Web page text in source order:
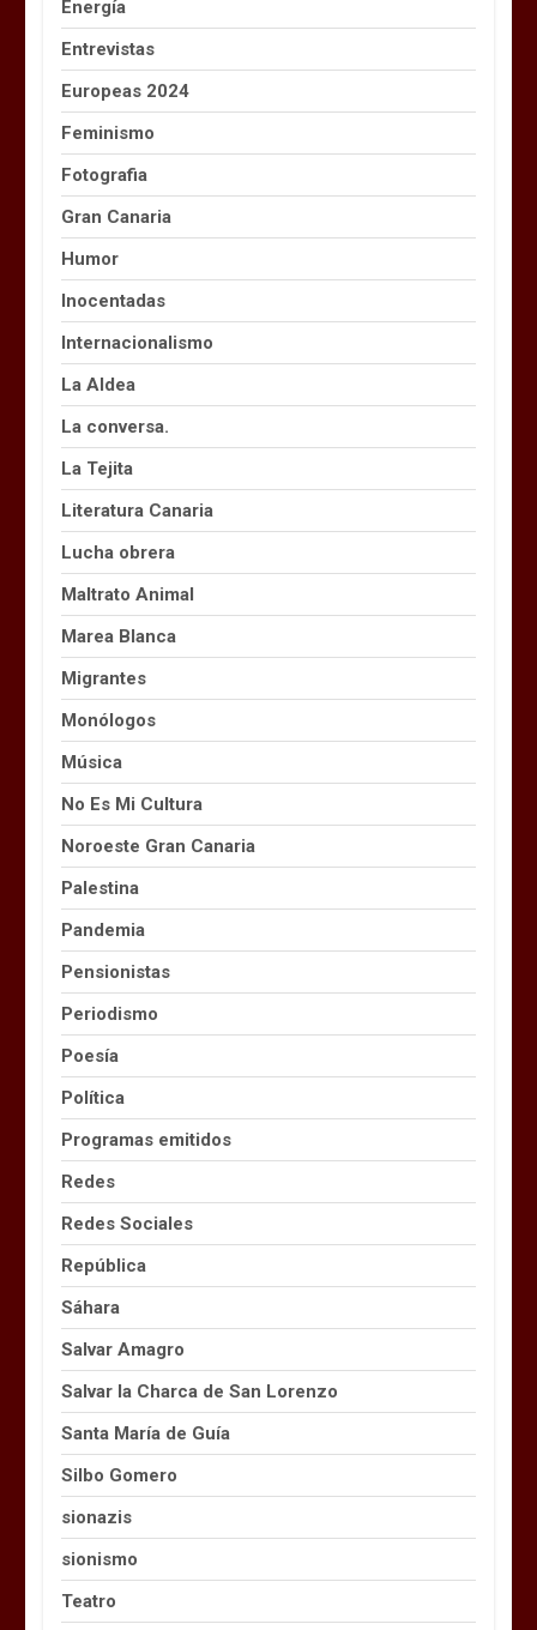
Energía
Entrevistas
Europeas 2024
Feminismo
Fotografia
Gran Canaria
Humor
Inocentadas
Internacionalismo
La Aldea
La conversa.
La Tejita
Literatura Canaria
Lucha obrera
Maltrato Animal
Marea Blanca
Migrantes
Monólogos
Música
No Es Mi Cultura
Noroeste Gran Canaria
Palestina
Pandemia
Pensionistas
Periodismo
Poesía
Política
Programas emitidos
Redes
Redes Sociales
República
Sáhara
Salvar Amagro
Salvar la Charca de San Lorenzo
Santa María de Guía
Silbo Gomero
sionazis
sionismo
Teatro